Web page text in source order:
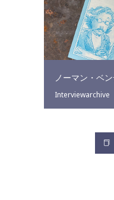
ノーマン・ベ
Interviewarchive